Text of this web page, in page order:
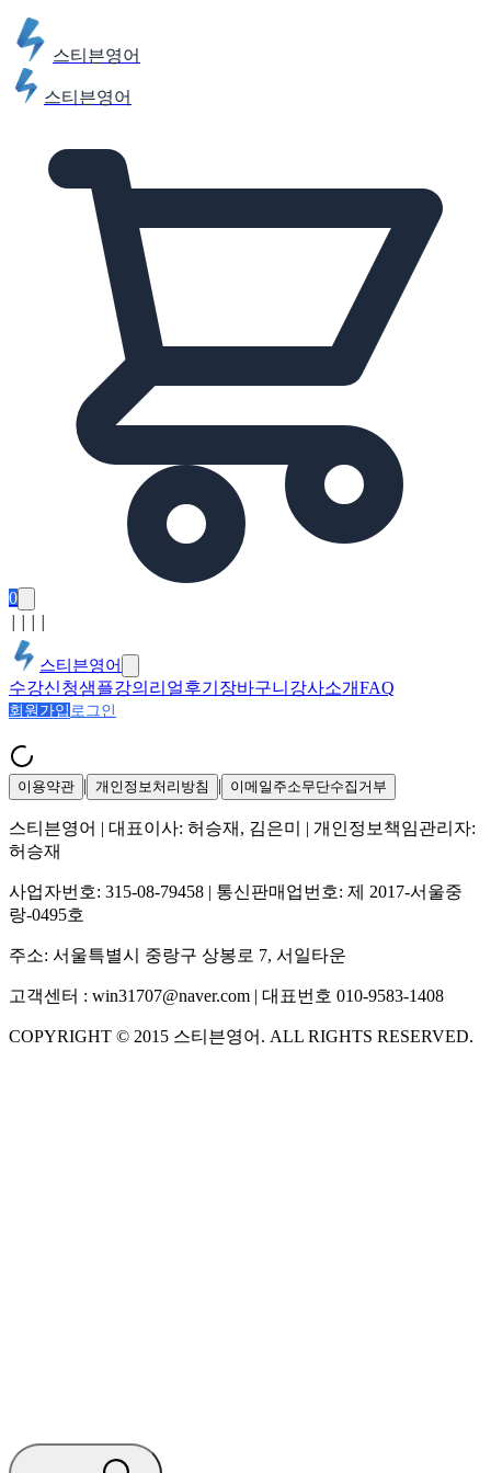
스티븐영어
스티븐영어
0
스티븐영어
수강신청샘플강의 리얼후기 장바구니 강사소개FAQ
회원가입 로그인
이용약관 | 개인정보처리방침 | 이메일주소무단수집거부
스티븐영어 | 대표이사: 허승재, 김은미
| 개인정보책임관리자:
허승재
사업자번호: 315-08-79458 | 통신판매업번호: 제 2017-서울중
랑-0495호
주소: 서울특별시 중랑구 상봉로 7, 서일타운
고객센터 : win31707@naver.com | 대표번호 010-9583-1408
COPYRIGHT © 2015 스티븐영어 . ALL RIGHTS RESERVED.